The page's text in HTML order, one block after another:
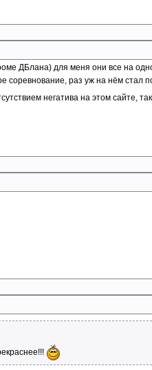
ДБлана) для меня они все на
соревнование, раз уж на нём стал
негатива на этом сайте,